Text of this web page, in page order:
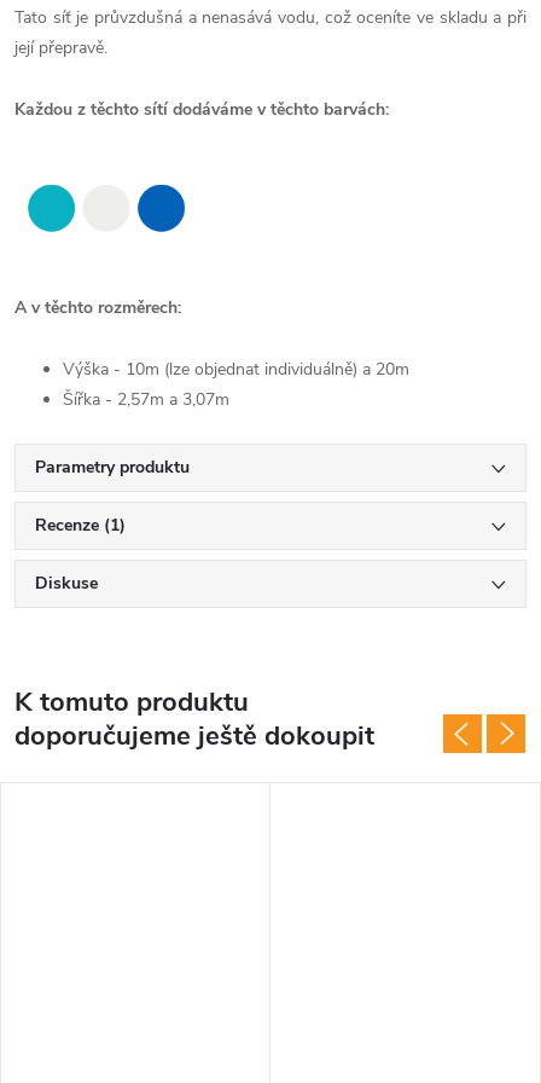
Tato síť je průvzdušná a nenasává vodu, což oceníte ve skladu a při
její přepravě.
Každou z těchto sítí dodáváme v těchto barvách:
A v těchto rozměrech:
Výška - 10m (lze objednat individuálně) a 20m
Šířka - 2,57m a 3,07m
Parametry produktu
Recenze (1)
Diskuse
K tomuto produktu
doporučujeme ještě dokoupit